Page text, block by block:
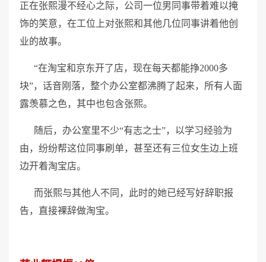
正在张熙漫不经心之际，公司一位男同事带着难以掩
饰的笑意，在工位上对张熙和其他几位同事讲着他创
业的故事。
“在淘宝和京东开了店，现在每天都能挣2000多
块”，话音刚落，整个办公室都沸腾了起来，所有人面
露羡慕之色，其中也包含张熙。
随后，办公室里不少“有志之士”，以学习经验为
由，纷纷帮这位同事刷单，甚至还有三位女生边上班
边开着淘宝店。
而张熙与其他人不同，此时的她已经写好辞职报
告，直接裸辞做淘宝。